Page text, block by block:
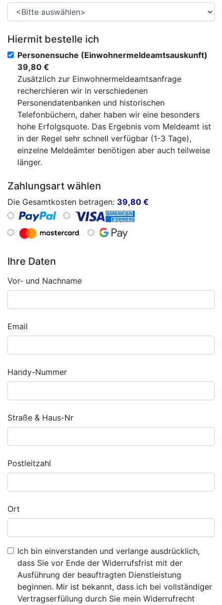
Hiermit bestelle ich
Personensuche (Einwohnermeldeamtsauskunft)
39,80 €
Zusätzlich zur Einwohnermeldeamtsanfrage
recherchieren wir in verschiedenen
Personendatenbanken und historischen
Telefonbüchern, daher haben wir eine besonders
hohe Erfolgsquote. Das Ergebnis vom Meldeamt ist
in der Regel sehr schnell verfügbar (1-3 Tage),
einzelne Meldeämter benötigen aber auch teilweise
länger.
Zahlungsart wählen
Die Gesamtkosten betragen: 39,80 €
Ihre Daten
Vor- und Nachname
Email
Handy-Nummer
Straße & Haus-Nr
Postleitzahl
Ort
Ich bin einverstanden und verlange ausdrücklich,
dass Sie vor Ende der Widerrufsfrist mit der
Ausführung der beauftragten Dienstleistung
beginnen. Mir ist bekannt, dass ich bei vollständiger
Vertragserfüllung durch Sie mein Widerrufrecht